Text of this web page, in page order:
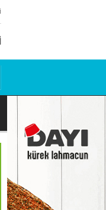
başına iş açtı!